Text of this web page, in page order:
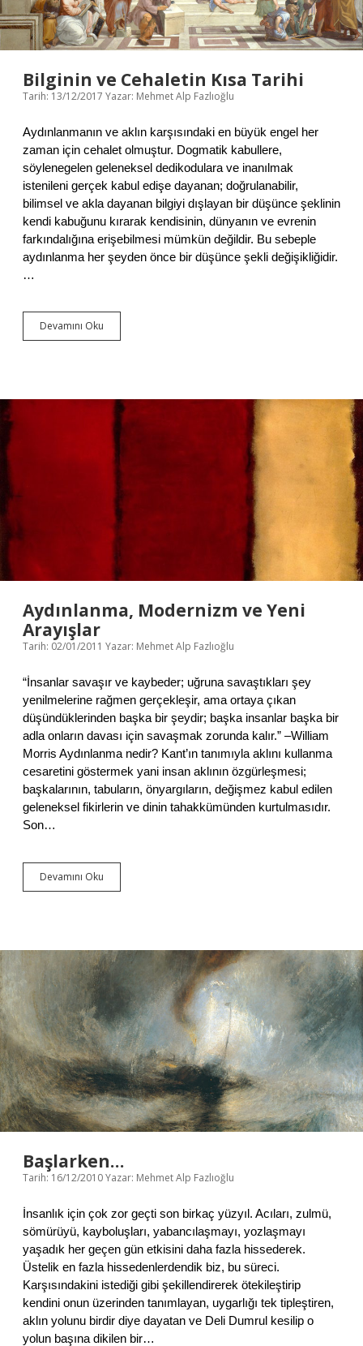
T
Bilginin ve Cehaletin Kısa Tarihi
Tarih: 13/12/2017 Yazar: Mehmet Alp Fazlıoğlu
Aydınlanmanın ve aklın karşısındaki en büyük engel her
zaman için cehalet olmuştur. Dogmatik kabullere,
söylenegelen geleneksel dedikodulara ve inanılmak
istenileni gerçek kabul edişe dayanan; doğrulanabilir,
bilimsel ve akla dayanan bilgiyi dışlayan bir düşünce şeklinin
kendi kabuğunu kırarak kendisinin, dünyanın ve evrenin
farkındalığına erişebilmesi mümkün değildir. Bu sebeple
aydınlanma her şeyden önce bir düşünce şekli değişikliğidir.
…
Devamını Oku
i
n
ı
a
r
i
h
i
Aydınlanma, Modernizm ve Yeni
Arayışlar
Tarih: 02/01/2011 Yazar: Mehmet Alp Fazlıoğlu
“İnsanlar savaşır ve kaybeder; uğruna savaştıkları şey
yenilmelerine rağmen gerçekleşir, ama ortaya çıkan
düşündüklerinden başka bir şeydir; başka insanlar başka bir
adla onların davası için savaşmak zorunda kalır.” –William
Morris Aydınlanma nedir? Kant’ın tanımıyla aklını kullanma
cesaretini göstermek yani insan aklının özgürleşmesi;
başkalarının, tabuların, önyargıların, değişmez kabul edilen
geleneksel fikirlerin ve dinin tahakkümünden kurtulmasıdır.
Son…
Devamını Oku
y
l
a
,
M
o
d
r
n
i
v
e
e
n
A
r
a
y
ş
Başlarken…
Tarih: 16/12/2010Yazar: Mehmet Alp Fazlıoğlu
İnsanlık için çok zor geçti son birkaç yüzyıl. Acıları, zulmü,
sömürüyü, kayboluşları, yabancılaşmayı, yozlaşmayı
yaşadık her geçen gün etkisini daha fazla hissederek.
Üstelik en fazla hissedenlerdendik biz, bu süreci.
Karşısındakini istediği gibi şekillendirerek ötekileştirip
kendini onun üzerinden tanımlayan, uygarlığı tek tipleştiren,
aklın yolunu birdir diye dayatan ve Deli Dumrul kesilip o
yolun başına dikilen bir…